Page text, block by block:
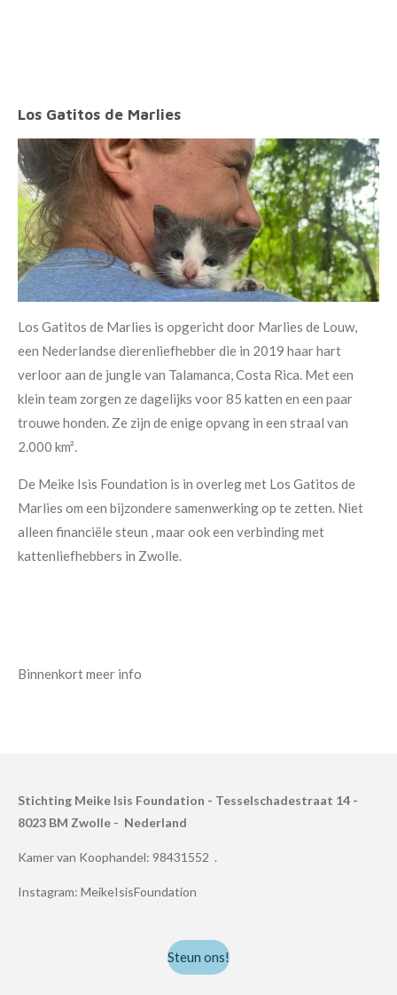
Los Gatitos de Marlies
Los Gatitos de Marlies is opgericht door Marlies de Louw,
een Nederlandse dierenliefhebber die in 2019 haar hart
verloor aan de jungle van Talamanca, Costa Rica. Met een
klein team zorgen ze dagelijks voor 85 katten en een paar
trouwe honden. Ze zijn de enige opvang in een straal van
2.000 km².
De Meike Isis Foundation is in overleg met Los Gatitos de
Marlies om een bijzondere samenwerking op te zetten. Niet
alleen financiële steun , maar ook een verbinding met
kattenliefhebbers in Zwolle.
Binnenkort meer info
Stichting Meike Isis Foundation - Tesselschadestraat 14 -
8023 BM Zwolle - Nederland
Kamer van Koophandel: 98431552 .
Instagram: MeikeIsisFoundation
Steun ons!